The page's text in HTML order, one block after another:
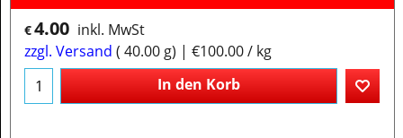
€4.00 inkl. MwSt
zzgl. Versand
40.00 g €100.00/ kg
In den Korb